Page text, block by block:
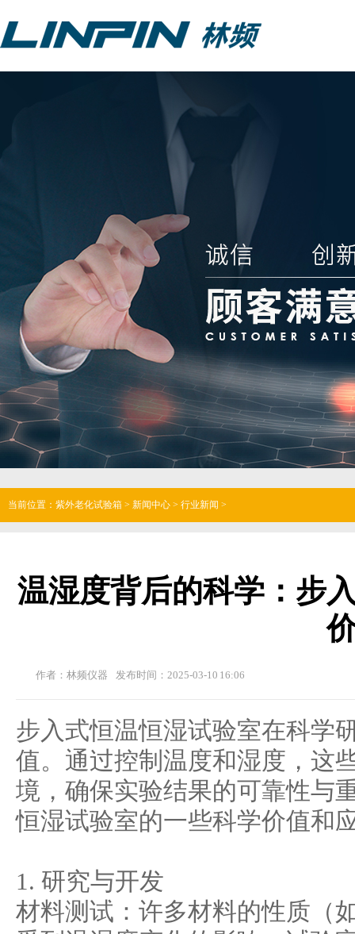
当前位置： 紫外老化试验箱 > 新闻中心 > 行业新闻 >
温湿度背后的科学：步
作者：林频仪器 发布时间：2025-03-10 16:06
步入式恒温恒湿试验室在科学
值。通过控制温度和湿度，这
境，确保实验结果的可靠性与
恒湿试验室的一些科学价值和
1. 研究与开发
材料测试：许多材料的性质（